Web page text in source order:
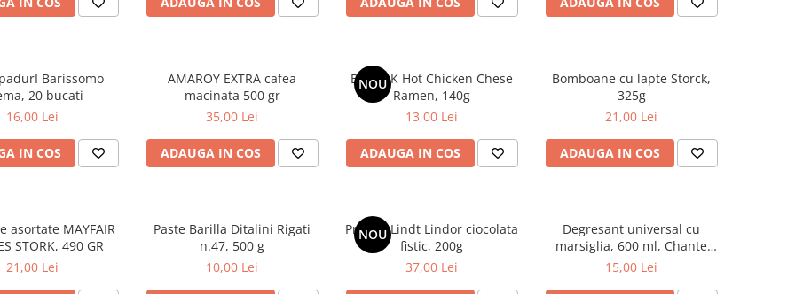
Barissomo
20 bucati
16,00 Lei
IN COS
AMAROY EXTRA cafea
macinata 500 gr
35,00 Lei
ADAUGA IN COS
NOU
BULDAK Hot Chicken Chese
Ramen, 140g
13,00 Lei
ADAUGA IN COS
Bomboane cu lapte Storck,
325g
21,00 Lei
ADAUGA IN COS
asortate MAYFAIR
STORK, 490 GR
21,00 Lei
Paste Barilla Ditalini Rigati
n.47, 500 g
10,00 Lei
NOU
Praline Lindt Lindor ciocolata
fistic, 200g
37,00 Lei
Degresant universal cu
marsiglia, 600 ml, Chante
Clair
15,00 Lei